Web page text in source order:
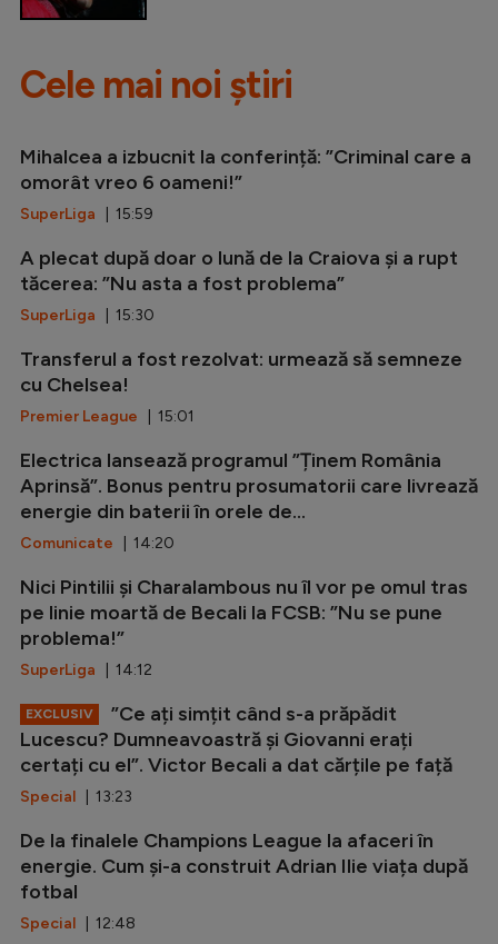
Cele mai noi știri
Mihalcea a izbucnit la conferință: ”Criminal care a
omorât vreo 6 oameni!”
SuperLiga | 15:59
A plecat după doar o lună de la Craiova și a rupt
tăcerea: ”Nu asta a fost problema”
SuperLiga | 15:30
Transferul a fost rezolvat: urmează să semneze
cu Chelsea!
Premier League | 15:01
Electrica lansează programul ”Ținem România
Aprinsă”. Bonus pentru prosumatorii care livrează
energie din baterii în orele de...
Comunicate | 14:20
Nici Pintilii și Charalambous nu îl vor pe omul tras
pe linie moartă de Becali la FCSB: ”Nu se pune
problema!”
SuperLiga | 14:12
EXCLUSIV
”Ce ați simțit când s-a prăpădit
Lucescu? Dumneavoastră și Giovanni erați
certați cu el”. Victor Becali a dat cărțile pe față
Special | 13:23
De la finalele Champions League la afaceri în
energie. Cum și-a construit Adrian Ilie viața după
fotbal
Special | 12:48